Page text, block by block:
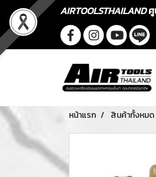
AIRTOOLSTHAILANDศู
หน้าแรก สินค้าทั้งหมด